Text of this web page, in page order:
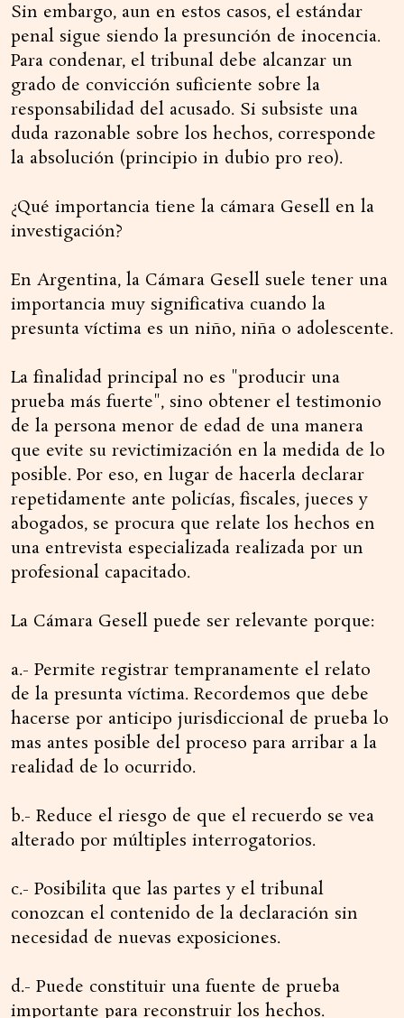
Sin embargo, aun en estos casos, el estándar
penal sigue siendo la presunción de inocencia.
Para condenar, el tribunal debe alcanzar un
grado de convicción suficiente sobre la
responsabilidad del acusado. Si subsiste una
duda razonable sobre los hechos, corresponde
la absolución (principio in dubio pro reo).
¿Qué importancia tiene la cámara Gesell en la
investigación?
En Argentina, la Cámara Gesell suele tener una
importancia muy significativa cuando la
presunta víctima es un niño, niña o adolescente.
La finalidad principal no es "producir una
prueba más fuerte", sino obtener el testimonio
de la persona menor de edad de una manera
que evite su revictimización en la medida de lo
posible. Por eso, en lugar de hacerla declarar
repetidamente ante policías, fiscales, jueces y
abogados, se procura que relate los hechos en
una entrevista especializada realizada por un
profesional capacitado.
La Cámara Gesell puede ser relevante porque:
a.- Permite registrar tempranamente el relato
de la presunta víctima. Recordemos que debe
hacerse por anticipo jurisdiccional de prueba lo
mas antes posible del proceso para arribar a la
realidad de lo ocurrido.
b.- Reduce el riesgo de que el recuerdo se vea
alterado por múltiples interrogatorios.
c.- Posibilita que las partes y el tribunal
conozcan el contenido de la declaración sin
necesidad de nuevas exposiciones.
d.- Puede constituir una fuente de prueba
importante para reconstruir los hechos.